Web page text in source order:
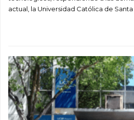
actual, la Universidad Católica de Santa